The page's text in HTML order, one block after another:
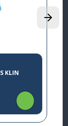
KLIN